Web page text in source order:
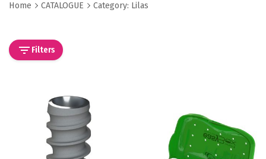
Home CATALOGUE Category: Lilas
Filters